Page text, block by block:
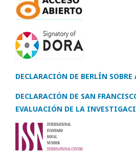
DECLARACIÓN DE BERLÍN SOBRE
DECLARACIÓN DE SAN
EVALUACIÓN DE LA